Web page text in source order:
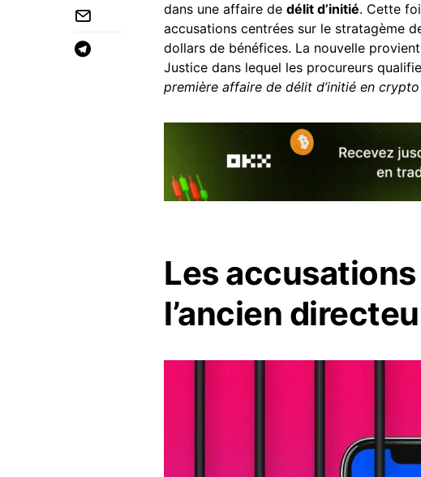
dans une affaire de délit d’initié. Cette
accusations centrées sur le stratagème
dollars de bénéfices. La nouvelle
Justice dans lequel les procureurs
première affaire de délit d’initié en
Les
l’ancien